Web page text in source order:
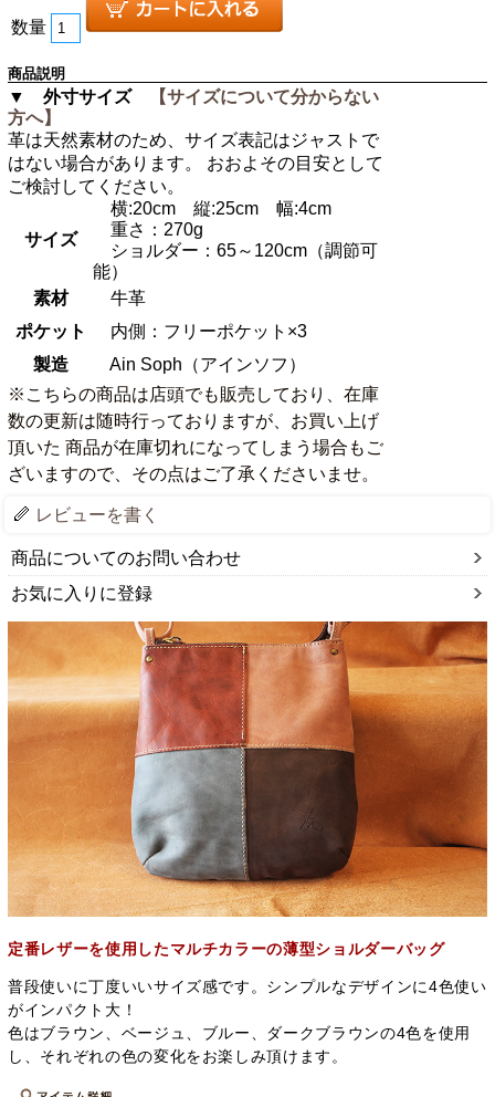
数量
商品説明
▼ 外寸サイズ
【サイズについて分からない
方へ】
革は天然素材のため、サイズ表記はジャストで
はない場合があります。 おおよその目安として
ご検討してください。
サイズ
横:20cm 縦:25cm 幅:4cm
重さ：270g
ショルダー：65～120cm（調節可
能）
素材
牛革
ポケット
内側：フリーポケット×3
製造
Ain Soph（アインソフ）
※こちらの商品は店頭でも販売しており、在庫
数の更新は随時行っておりますが、お買い上げ
頂いた 商品が在庫切れになってしまう場合もご
ざいますので、その点はご了承くださいませ。
レビューを書く
商品についてのお問い合わせ
お気に入りに登録
定番レザーを使用したマルチカラーの薄型ショルダーバッグ
普段使いに丁度いいサイズ感です。シンプルなデザインに4色使い
がインパクト大！
色はブラウン、ベージュ、ブルー、ダークブラウンの4色を使用
し、それぞれの色の変化をお楽しみ頂けます。